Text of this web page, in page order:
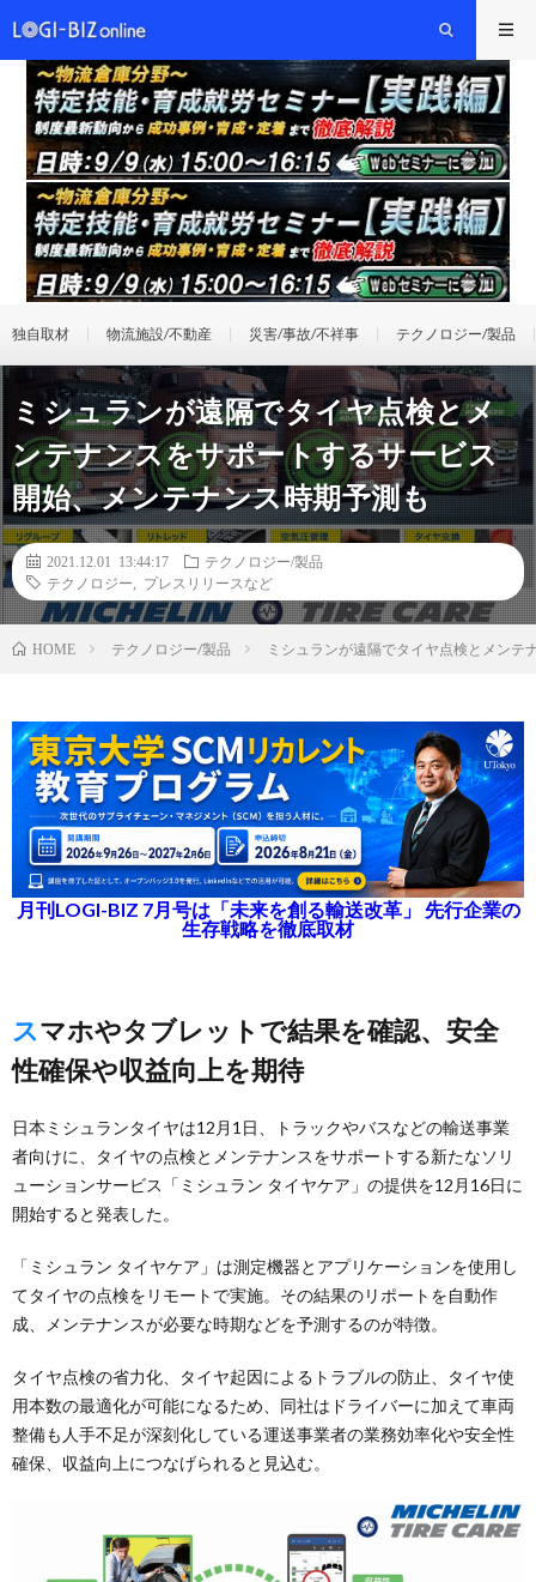
独自取材 物流施設/不動産 災害/事故/不祥事 テクノロジー/製品
ミシュランが遠隔でタイヤ点検とメ
ンテナンスをサポートするサービス
開始、メンテナンス時期予測も
2021.12.01 13:44:17
テクノロジー/製品
テクノロジー
プレスリリースなど
HOME テクノロジー/製品 ミシュランが遠隔でタイヤ点検とメン
月刊LOGI-BIZ 7月号は「未来を創る輸送改革」 先行企業の
生存戦略を徹底取材
スマホやタブレットで結果を確認、安全
性確保や収益向上を期待
日本ミシュランタイヤは12月1日、トラックやバスなどの輸送事業
者向けに、タイヤの点検とメンテナンスをサポートする新たなソリ
ューションサービス「ミシュラン タイヤケア」の提供を12月16日に
開始すると発表した。
「ミシュラン タイヤケア」は測定機器とアプリケーションを使用し
てタイヤの点検をリモートで実施。その結果のリポートを自動作
成、メンテナンスが必要な時期などを予測するのが特徴。
タイヤ点検の省力化、タイヤ起因によるトラブルの防止、タイヤ使
用本数の最適化が可能になるため、同社はドライバーに加えて車両
整備も人手不足が深刻化している運送事業者の業務効率化や安全性
確保、収益向上につなげられると見込む。